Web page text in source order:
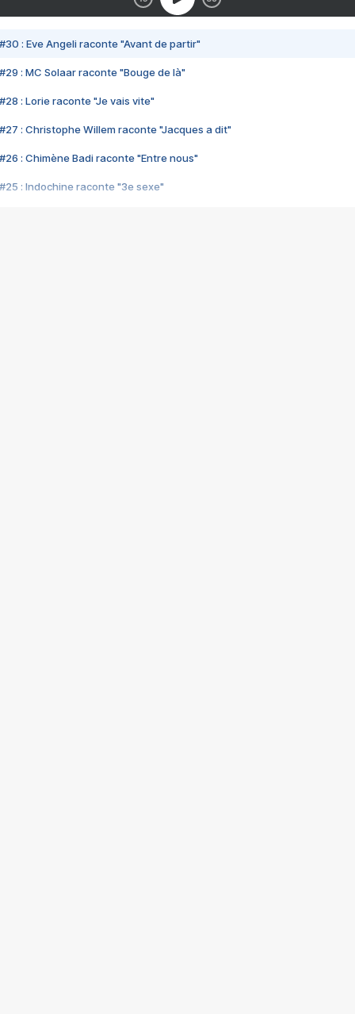
#30 : Eve Angeli raconte "Avant de partir"
#29 : MC Solaar raconte "Bouge de là"
#28 : Lorie raconte "Je vais vite"
#27 : Christophe Willem raconte "Jacques a dit"
#26 : Chimène Badi raconte "Entre nous"
#25 : Indochine raconte "3e sexe"